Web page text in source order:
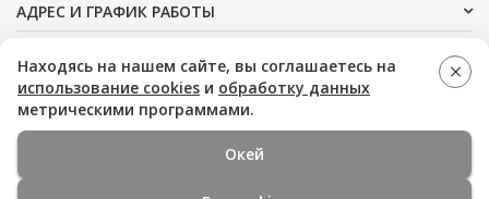
АДРЕС И ГРАФИК РАБОТЫ
ДОПОЛНИТЕЛЬНО
Медицинская помощь оказывается на основании
стандартов и клинических рекомендаций, опубликованных
Находясь на нашем сайте, вы соглашаетесь на
использование cookies и обработку данных
метрическими программами.
Окей